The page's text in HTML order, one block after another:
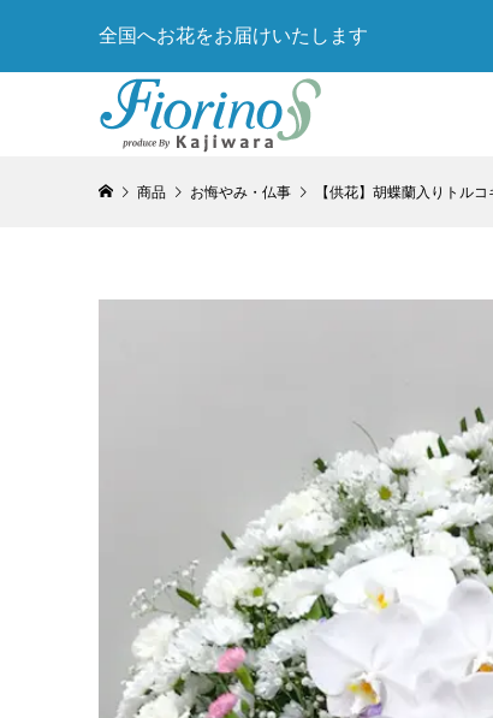
全国へお花をお届けいたします
商品 お悔やみ・仏事 【供花】胡蝶蘭入りトル